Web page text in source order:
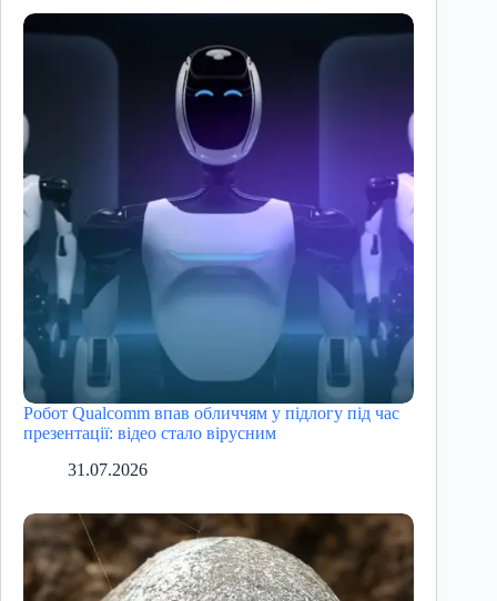
Робот Qualcomm впав обличчям у підлогу під час
презентації: відео стало вірусним
31.07.2026